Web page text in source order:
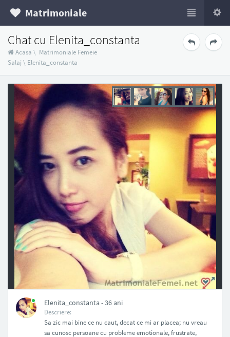
Matrimoniale
Chat cu Elenita_constanta
Acasa \ Matrimoniale Femeie
Salaj \ Elenita_constanta
Elenita_constanta - 36 ani
Descriere:
Sa zic mai bine ce nu caut, decat ce mi ar placea; nu vreau
sa cunosc persoane cu probleme emotionale, frustrate,